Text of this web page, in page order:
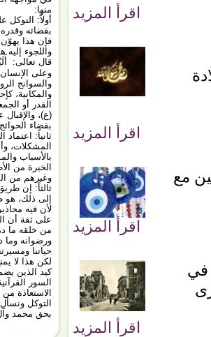
منها:
أولاً: التوكل
بقضائه
فإن هذا
واللجوء
قال تعالى:
وعلى
والسوانح
والمكانية،
القدر أو
(ع)، والإقبال
بقضاء
ثانياً:
المشكلات،
بالأسباب
الخبرة من
وغيرهم من
ثالثاً: إن
إلى ذلك، هو
لأن فيه
على ثقة أن
من خلقه ما
ورضوانه وما
حياتنا
لكن هذا لا
كيد الذين
السور
الاستعاذة
التوكل
بحق محمد
اقرأ المزيد
اقرأ المزيد
مع
اقرأ المزيد
في
اقرأ المزيد